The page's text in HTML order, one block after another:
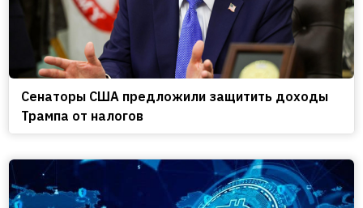
Сенаторы США предложили защитить доходы
Трампа от налогов